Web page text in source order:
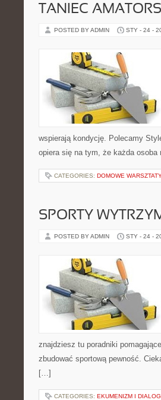
TANIEC
POSTED BY ADMIN STY - 24 -
wspierają kondycję. Polecamy
opiera się na tym, że każda
CATEGORIES: DOMOWE
SPORTY
POSTED BY ADMIN STY - 24 -
znajdziesz tu poradniki
zbudować sportową pewność.
[…]
CATEGORIES: EKUMENIZM I